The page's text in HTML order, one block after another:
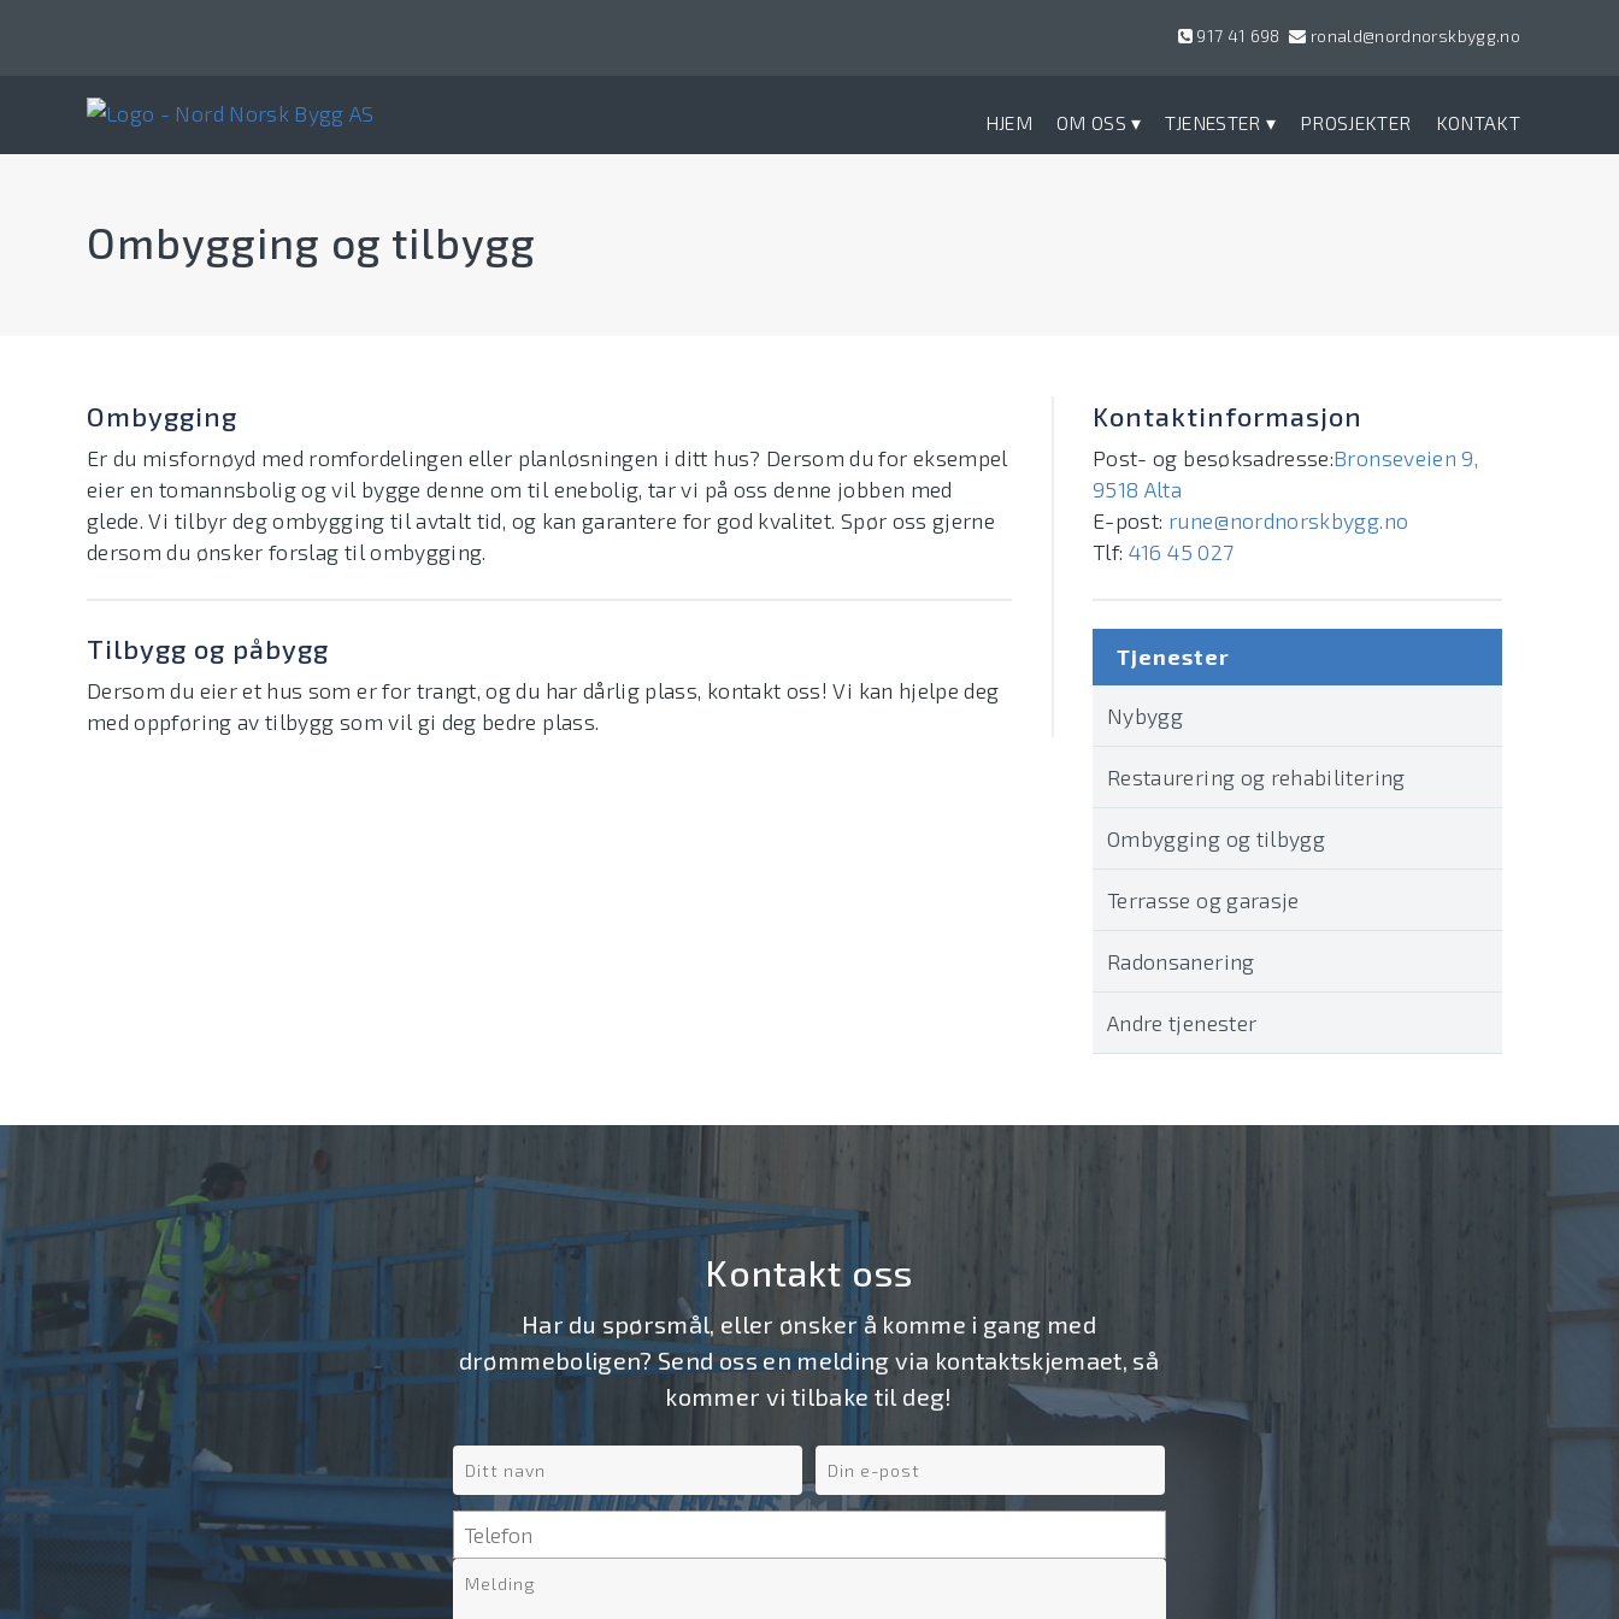
917 41 698 ronald@nordnorskbygg.no
HJEM OM OSS TJENESTER PROSJEKTER KONTAKT
Ombygging og tilbygg
Ombygging
Er du misfornøyd med romfordelingen eller planløsningen i ditt hus? Dersom du for eksempel
eier en tomannsbolig og vil bygge denne om til enebolig, tar vi på oss denne jobben med
glede. Vi tilbyr deg ombygging til avtalt tid, og kan garantere for god kvalitet. Spør oss gjerne
dersom du ønsker forslag til ombygging.
Tilbygg og påbygg
Dersom du eier et hus som er for trangt, og du har dårlig plass, kontakt oss! Vi kan hjelpe deg
med oppføring av tilbygg som vil gi deg bedre plass.
Kontaktinformasjon
Post- og besøksadresse:Bronseveien 9,
9518 Alta
E-post: rune@nordnorskbygg.no
Tlf: 416 45 027
Tjenester
Nybygg
Restaurering og rehabilitering
Ombygging og tilbygg
Terrasse og garasje
Radonsanering
Andre tjenester
Kontakt oss
Har du spørsmål, eller ønsker å komme i gang med
drømmeboligen? Send oss en melding via kontaktskjemaet, så
kommer vi tilbake til deg!